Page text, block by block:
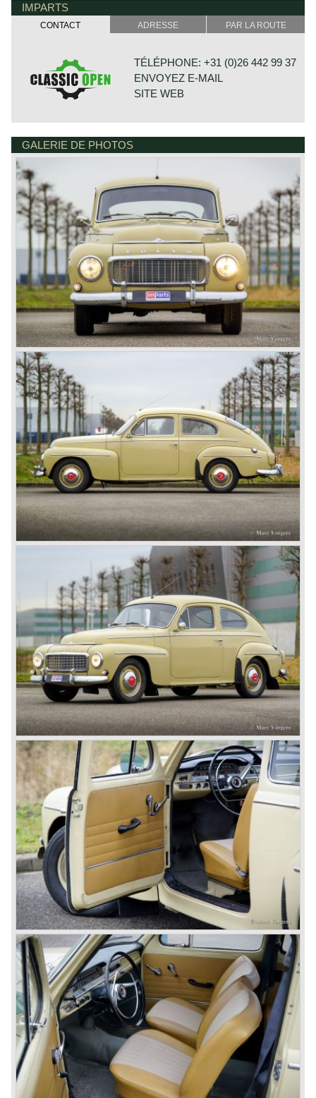
IMPARTS
CONTACT ADRESSE PAR LA ROUTE
TÉLÉPHONE: +31 (0)26 442 99 37
ENVOYEZ E-MAIL
SITE WEB
BONNETSTRAAT 33
6718 XN EDE
GALERIE DE PHOTOS